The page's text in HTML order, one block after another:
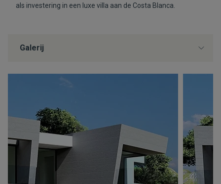
als investering in een luxe villa aan de Costa Blanca.
Galerij